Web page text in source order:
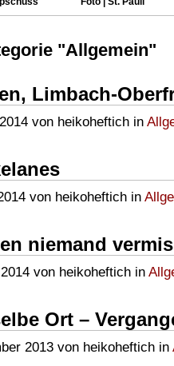
"Allgemein"
Limbach-
von heikoheftich in
von heikoheftich in
niemand
von heikoheftich in
Ort –
2013 von heikoheftich in